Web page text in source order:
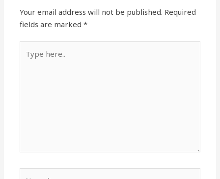
Your email address will not be published. Required
fields are marked*
here..